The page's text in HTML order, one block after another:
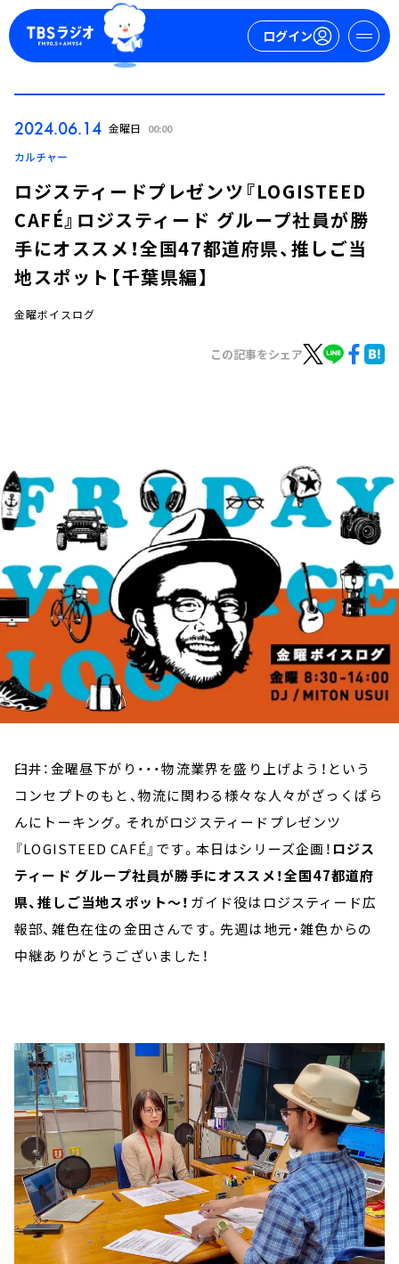
ログイン
今日の番組表
会社情報
2024.06.14 金曜日 00:00
カルチャー
ロジスティードプレゼンツ『LOGISTEED
CAFÉ』ロジスティード グループ社員が勝
手にオススメ！全国47都道府県、推しご当
地スポット【千葉県編】
金曜ボイスログ
この記事をシェア
臼井：金曜昼下がり・・・物流業界を盛り上げよう！という
コンセプトのもと、物流に関わる様々な人々がざっくばら
んにトーキング。それがロジスティードプレゼンツ
『LOGISTEED CAFÉ』です。本日はシリーズ企画！ ロジス
ティード グループ社員が勝手にオススメ！全国47都道府
県、推しご当地スポット～！ ガイド役はロジスティード広
報部、雑色在住の金田さんです。先週は地元・雑色からの
中継ありがとうございました！